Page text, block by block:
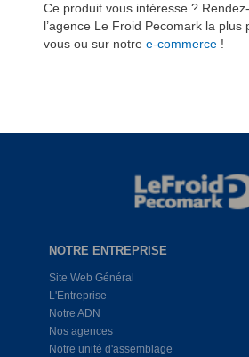
Ce produit vous intéresse ?
l’agence Le Froid Pecomark la plus
vous ou sur notre e-commerce!
NOTRE ENTREPRISE
Site Web Général
L'Entreprise
Notre ADN
Nos agences
Notre unité d'assemblage